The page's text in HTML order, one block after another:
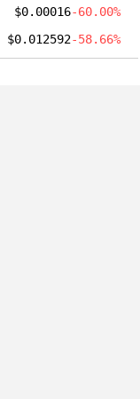
$0.00016-60.00%
$0.012592-58.66%